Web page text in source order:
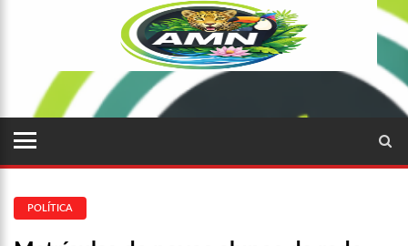
Consumidores denunciam falta de preços em produtos e até
mau cheiro em freezer de supermercado na Cidade Nova
Justiça proíbe ex-prefeito de chegar perto de prefeita de
Nhamundá, no AM
15:01
Carro envolvido em acidente fatal pertencia a Wanderley
13:43
07:21 Grave explosão em clube de tiro deixa quatro vítimas fatais
18:42 Preço médio da gasolina registra queda e vai a R$ 5,04 no
POLÍTICA